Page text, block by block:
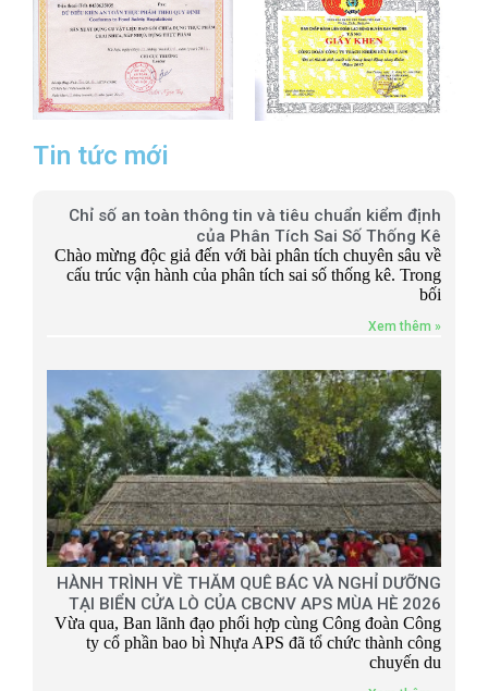
Tin tức mới
Chỉ số an toàn thông tin và tiêu chuẩn kiểm định
của Phân Tích Sai Số Thống Kê
Chào mừng độc giả đến với bài phân tích chuyên sâu về
cấu trúc vận hành của phân tích sai số thống kê. Trong
bối
Xem thêm »
HÀNH TRÌNH VỀ THĂM QUÊ BÁC VÀ NGHỈ DƯỠNG
TẠI BIỂN CỬA LÒ CỦA CBCNV APS MÙA HÈ 2026
Vừa qua, Ban lãnh đạo phối hợp cùng Công đoàn Công
ty cổ phần bao bì Nhựa APS đã tổ chức thành công
chuyến du